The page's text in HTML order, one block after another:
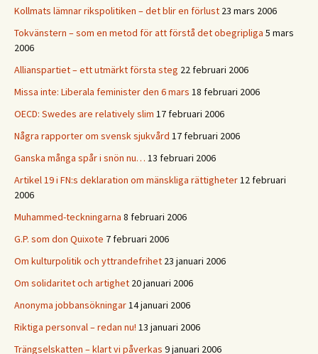
Kollmats lämnar rikspolitiken – det blir en förlust 23 mars 2006
Tokvänstern – som en metod för att förstå det obegripliga 5 mars
2006
Allianspartiet – ett utmärkt första steg 22 februari 2006
Missa inte: Liberala feminister den 6 mars 18 februari 2006
OECD: Swedes are relatively slim 17 februari 2006
Några rapporter om svensk sjukvård 17 februari 2006
Ganska många spår i snön nu… 13 februari 2006
Artikel 19 i FN:s deklaration om mänskliga rättigheter12 februari
2006
Muhammed-teckningarna 8 februari 2006
G.P. som don Quixote 7 februari 2006
Om kulturpolitik och yttrandefrihet 23 januari 2006
Om solidaritet och artighet 20 januari 2006
Anonyma jobbansökningar14 januari 2006
Riktiga personval – redan nu! 13 januari 2006
Trängselskatten – klart vi påverkas 9 januari 2006